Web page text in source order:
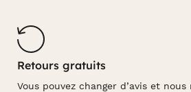
Retours gratuits
Vous pouvez changer d’avis et